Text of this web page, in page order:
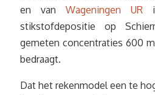
en van Wageningen UR
stikstofdepositie op
gemeten concentraties 600
bedraagt.
Dat het rekenmodel een te